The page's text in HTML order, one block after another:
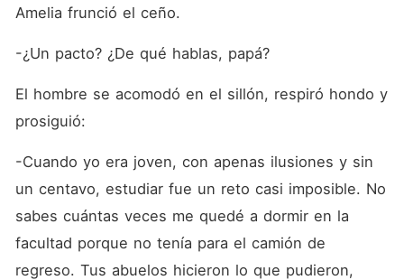
Amelia frunció el ceño.
-¿Un pacto? ¿De qué hablas, papá?
El hombre se acomodó en el sillón, respiró hondo y
prosiguió:
-Cuando yo era joven, con apenas ilusiones y sin
un centavo, estudiar fue un reto casi imposible. No
sabes cuántas veces me quedé a dormir en la
facultad porque no tenía para el camión de
regreso. Tus abuelos hicieron lo que pudieron,